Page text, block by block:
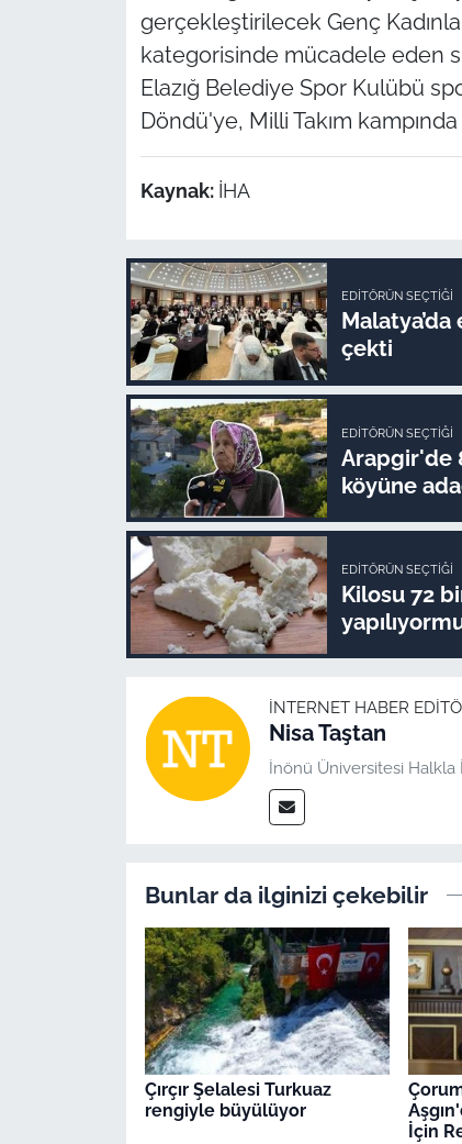
gerçekleştirilecek Genç
kategorisinde mücadele eden
Elazığ Belediye Spor Kulübü
Döndü'ye, Milli Takım
Kaynak: İHA
EDITÖRÜN SEÇTIĞI
çekti
EDITÖRÜN SEÇTIĞI
Arapgir'de
köyüne
EDITÖRÜN SEÇTIĞI
Kilosu 72
İNTERNET HABER
Nisa Taştan
İnönü Üniversitesi Halkla
Bunlar da ilginizi çekebilir
Çırçır Şelalesi Turkuaz
rengiyle büyülüyor
İçin